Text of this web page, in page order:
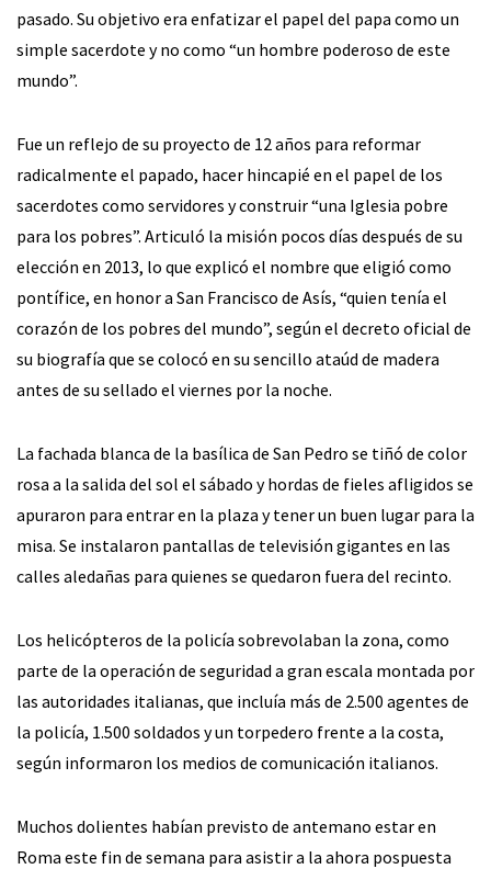
pasado. Su objetivo era enfatizar el papel del papa como un
simple sacerdote y no como “un hombre poderoso de este
mundo”.
Fue un reflejo de su proyecto de 12 años para reformar
radicalmente el papado, hacer hincapié en el papel de los
sacerdotes como servidores y construir “una Iglesia pobre
para los pobres”. Articuló la misión pocos días después de su
elección en 2013, lo que explicó el nombre que eligió como
pontífice, en honor a San Francisco de Asís, “quien tenía el
corazón de los pobres del mundo”, según el decreto oficial de
su biografía que se colocó en su sencillo ataúd de madera
antes de su sellado el viernes por la noche.
La fachada blanca de la basílica de San Pedro se tiñó de color
rosa a la salida del sol el sábado y hordas de fieles afligidos se
apuraron para entrar en la plaza y tener un buen lugar para la
misa. Se instalaron pantallas de televisión gigantes en las
calles aledañas para quienes se quedaron fuera del recinto.
Los helicópteros de la policía sobrevolaban la zona, como
parte de la operación de seguridad a gran escala montada por
las autoridades italianas, que incluía más de 2.500 agentes de
la policía, 1.500 soldados y un torpedero frente a la costa,
según informaron los medios de comunicación italianos.
Muchos dolientes habían previsto de antemano estar en
Roma este fin de semana para asistir a la ahora pospuesta